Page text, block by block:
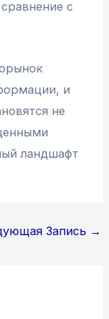
с
и
не
ландшафт
Запись →